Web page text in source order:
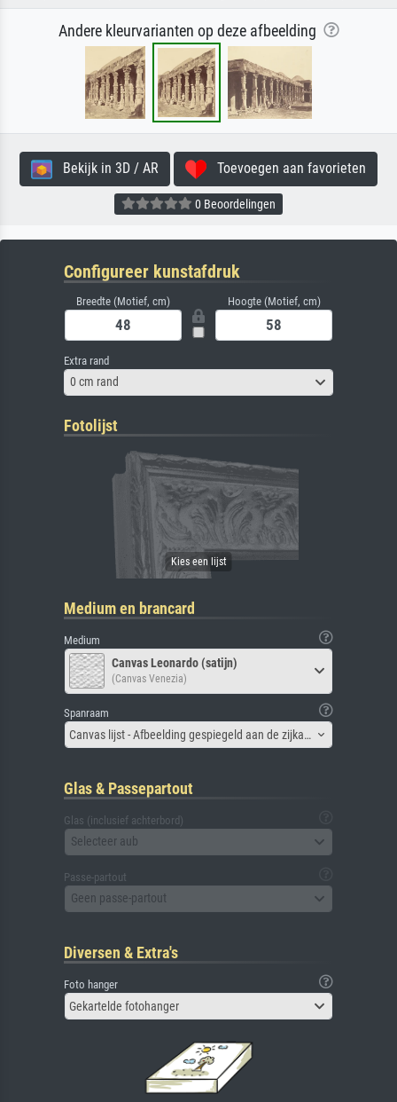
Andere kleurvarianten op deze afbeelding
Bekijk in 3D / AR Toevoegen aan favorieten
0 Beoordelingen
Configureer kunstafdruk
Breedte (Motief, cm) Hoogte (Motief, cm)
Extra rand
0 cm rand
Fotolijst
Medium en brancard
Medium
Canvas Leonardo (satijn)
(Canvas Venezia)
Spanraam
Canvas lijst - Afbeelding gespiegeld aan de zijkant
Glas & Passepartout
Glas (inclusief achterbord)
Selecteer aub
Passe-partout
Geen passe-partout
Diversen & Extra's
Foto hanger
Gekartelde fotohanger